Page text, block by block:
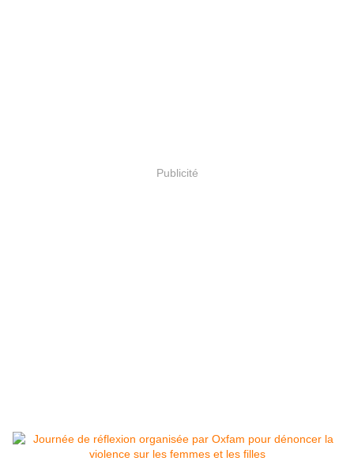
Publicité